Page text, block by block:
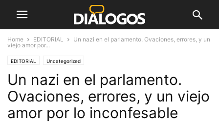
Home EDITORIAL
Un nazi en el parlamento. Ovaciones, errores, y un
viejo amor por...
EDITORIAL Uncategorized
Un nazi en el parlamento.
Ovaciones, errores, y un viejo
amor por lo inconfesable